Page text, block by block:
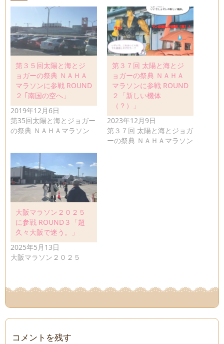
第３５回太陽と海とジ
ョガーの祭典 ＮＡＨＡ
マラソンに参戦 ROUND
２ ｢南国の空へ」
2019年12月6日
第35回太陽と海とジョガー
の祭典 ＮＡＨＡマラソン
第３７回 太陽と海とジ
ョガーの祭典 ＮＡＨＡ
マラソンに参戦 ROUND
２「新しい機体
（？）」
2023年12月9日
第３７回 太陽と海とジョガ
ーの祭典 ＮＡＨＡマラソン
大阪マラソン２０２５
に参戦 ROUND３「超
久々大阪で迷う。」
2025年5月13日
大阪マラソン２０２５
コメントを残す